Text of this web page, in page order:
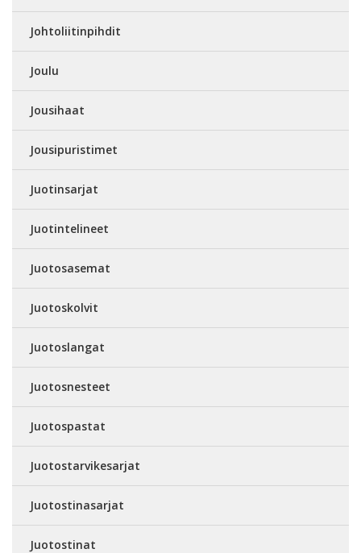
Johtoliitinpihdit
Joulu
Jousihaat
Jousipuristimet
Juotinsarjat
Juotintelineet
Juotosasemat
Juotoskolvit
Juotoslangat
Juotosnesteet
Juotospastat
Juotostarvikesarjat
Juotostinasarjat
Juotostinat